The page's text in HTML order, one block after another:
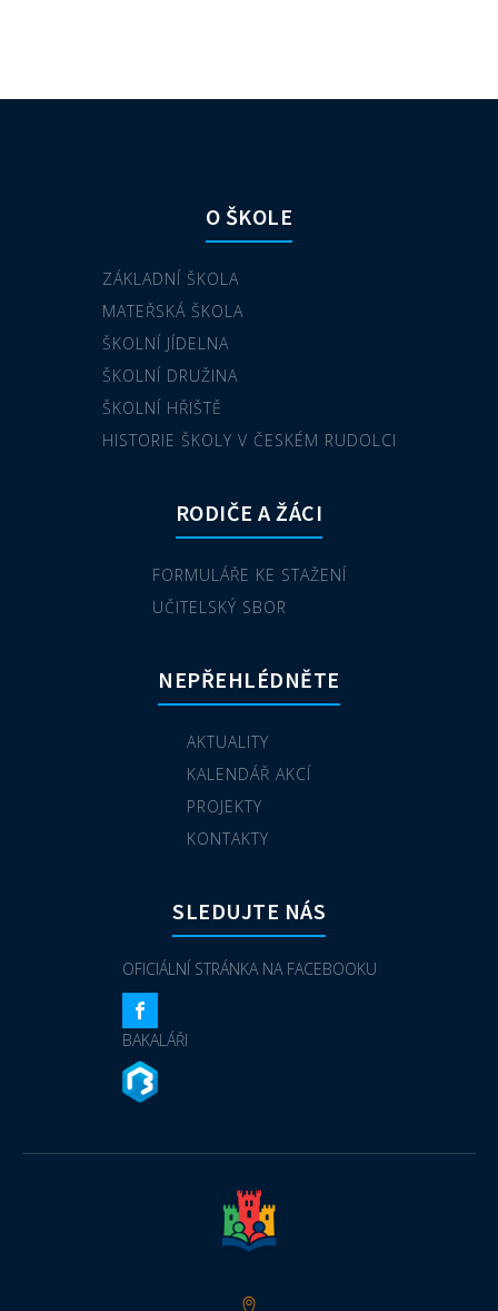
O ŠKOLE
ZÁKLADNÍ ŠKOLA
MATEŘSKÁ ŠKOLA
ŠKOLNÍ JÍDELNA
ŠKOLNÍ DRUŽINA
ŠKOLNÍ HŘIŠTĚ
HISTORIE ŠKOLY V ČESKÉM RUDOLCI
RODIČE A ŽÁCI
FORMULÁŘE KE STAŽENÍ
UČITELSKÝ SBOR
NEPŘEHLÉDNĚTE
AKTUALITY
KALENDÁŘ AKCÍ
PROJEKTY
KONTAKTY
SLEDUJTE NÁS
OFICIÁLNÍ STRÁNKA NA FACEBOOKU
BAKALÁŘI